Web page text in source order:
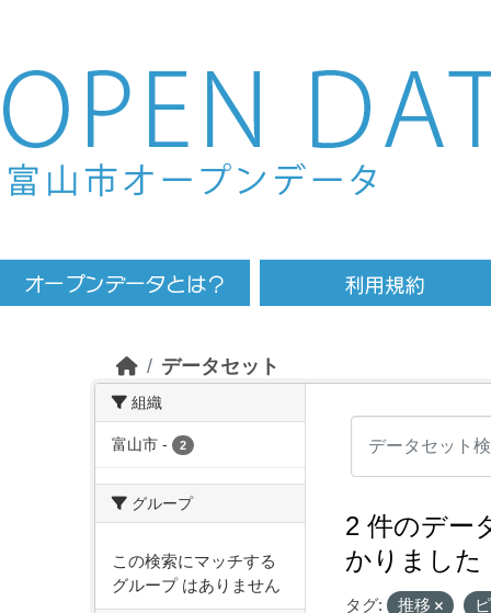
Skip to main content
データセット
組織
富山市 - 2
グループ
この検索にマッチする
グループ はありません
2 件のデー
かりました
タグ: 推移